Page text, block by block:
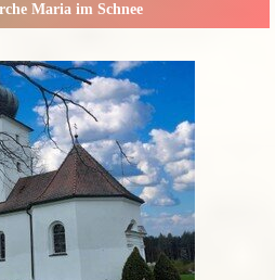
Maria im Schnee